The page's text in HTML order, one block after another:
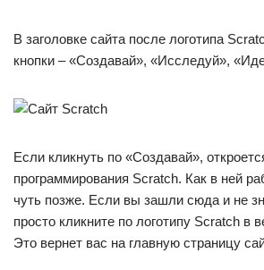
В заголовке сайта после логотипа
кнопки – «Создавай», «Исследуй»,
Если кликнуть по «Создавай»,
программирования Scratch. Как в ней
чуть позже. Если вы зашли сюда и не
просто кликните по логотипу Scratch в
Это вернет вас на главную страницу